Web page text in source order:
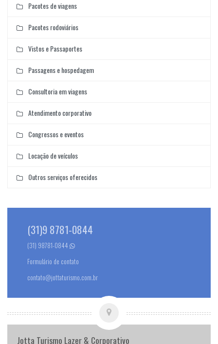
Pacotes de viagens
Pacotes rodoviários
Vistos e Passaportes
Passagens e hospedagem
Consultoria em viagens
Atendimento corporativo
Congressos e eventos
Locação de veículos
Outros serviços oferecidos
(31)9 8781-0844
(31) 98781-0844
Formulário de contato
contato@jottaturismo.com.br
Jotta Turismo Lazer & Corporativo